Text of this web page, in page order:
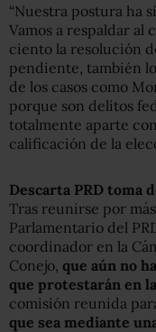
“Nuestra postura ha
Vamos a respaldar
ciento la resolución
pendiente, también
de los casos como
porque son delitos
totalmente aparte
calificación de la
Descarta PRD toma
Tras reunirse por
Parlamentario del
coordinador en la
Conejo, que aún no
que protestarán en
comisión reunida
que sea mediante